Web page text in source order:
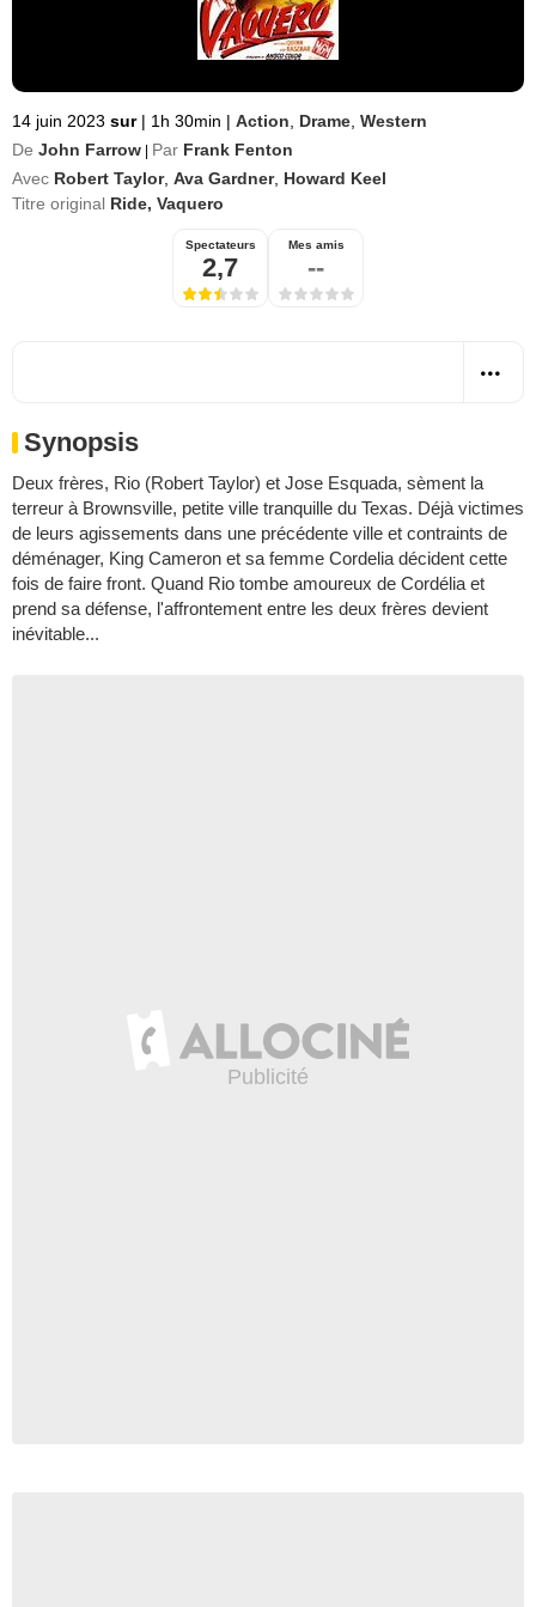
14 juin 2023 sur | 1h 30min | Action Drame Western
De John Farrow Par Frank Fenton
Avec Robert Taylor, Ava Gardner, Howard Keel
Titre original Ride, Vaquero
Spectateurs
2,7
Mes amis
--
Synopsis
Deux frères, Rio (Robert Taylor) et Jose Esquada, sèment la
terreur à Brownsville, petite ville tranquille du Texas. Déjà victimes
de leurs agissements dans une précédente ville et contraints de
déménager, King Cameron et sa femme Cordelia décident cette
fois de faire front. Quand Rio tombe amoureux de Cordélia et
prend sa défense, l'affrontement entre les deux frères devient
inévitable...